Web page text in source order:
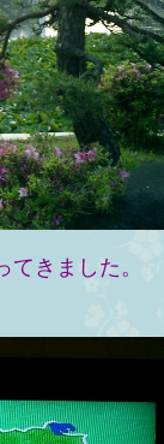
きました。